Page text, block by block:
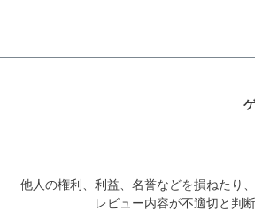
他人の権利、利益、名誉などを損ねたり
レビュー内容が不適切と判